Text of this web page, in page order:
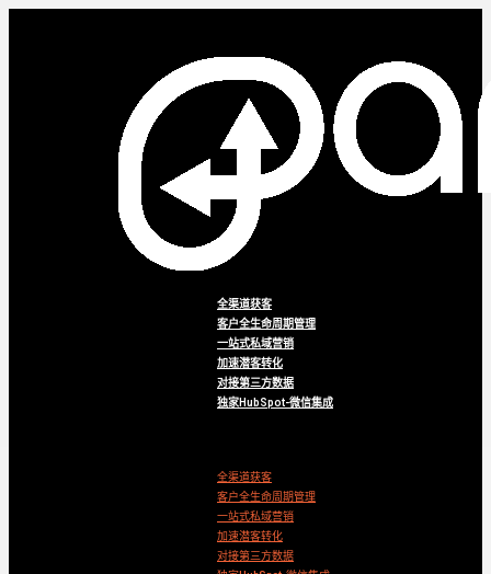
全渠道获客
客户全生命周期管理
一站式私域营销
加速潜客转化
对接第三方数据
独家HubSpot-微信集成
全渠道获客
客户全生命周期管理
一站式私域营销
加速潜客转化
对接第三方数据